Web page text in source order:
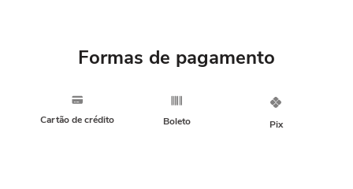
Formas de pagamento
Cartão de crédito Boleto Pix